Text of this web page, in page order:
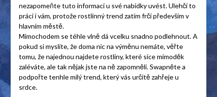
nezapomeňte tuto informaci u své nabídky uvést. Ulehčí to
práci i vám, protože rostlinný trend zatím frčí především v
hlavním městě.
Mimochodem se téhle vlně dá vcelku snadno podlehnout. A
pokud si myslíte, že doma nic na výměnu nemáte, věřte
tomu, že najednou najdete rostliny, které sice mimoděk
zaléváte, ale tak nějak jste na ně zapomněli. Swapněte a
podpořte tenhle milý trend, který vás určitě zahřeje u
srdce.